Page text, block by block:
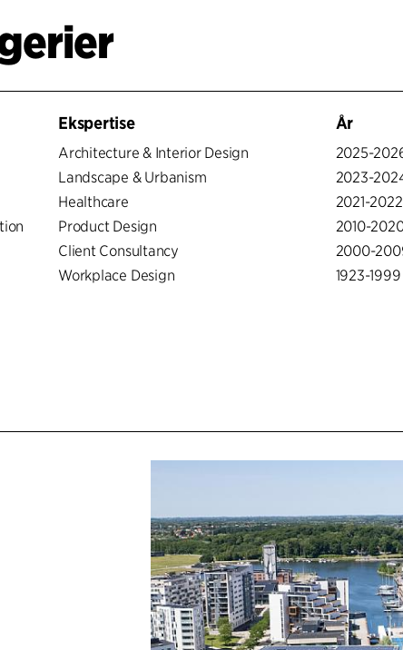
Ekspertise
Architecture & Interior Design
Landscape & Urbanism
Healthcare
Product Design
Client Consultancy
Workplace Design
År
2025-
2023-
2021-2022
2010-
2000-
1923-1999